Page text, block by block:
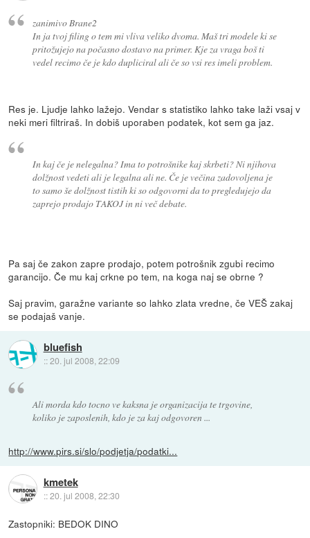
zanimivo Brane2
In ja tvoj filing o tem mi vliva veliko dvoma. Maš tri modele ki se
pritožujejo na počasno dostavo na primer. Kje za vraga boš ti
vedel recimo če je kdo dupliciral ali če so vsi res imeli problem.
Res je. Ljudje lahko lažejo. Vendar s statistiko lahko take laži vsaj v
neki meri filtriraš. In dobiš uporaben podatek, kot sem ga jaz.
In kaj če je nelegalna? Ima to potrošnike kaj skrbeti? Ni njihova
dolžnost vedeti ali je legalna ali ne. Če je večina zadovoljena je
to samo še dolžnost tistih ki so odgovorni da to pregledujejo da
zaprejo prodajo TAKOJ in ni več debate.
Pa saj če zakon zapre prodajo, potem potrošnik zgubi recimo
garancijo. Če mu kaj crkne po tem, na koga naj se obrne ?
Saj pravim, garažne variante so lahko zlata vredne, če VEŠ zakaj
se podajaš vanje.
bluefish
::20. jul 2008, 22:09
Ali morda kdo tocno ve kaksna je organizacija te trgovine,
koliko je zaposlenih, kdo je za kaj odgovoren ...
http://www.pirs.si/slo/podjetja/podatki...
kmetek
::20. jul 2008, 22:30
Zastopniki: BEDOK DINO